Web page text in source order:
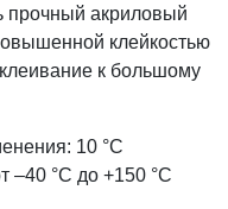
прочный акриловый
клейкостью
к большому
10 °С
–40 °С до +150 °С